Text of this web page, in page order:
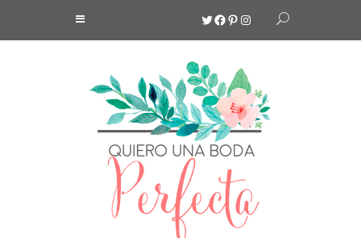
Twitter
Facebook
Pinterest
Instagram